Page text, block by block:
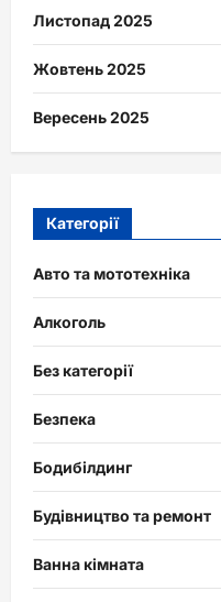
Листопад 2025
Жовтень 2025
Вересень 2025
Категорії
Авто та мототехніка
Алкоголь
Без категорії
Безпека
Бодибілдинг
Будівництво та ремонт
Ванна кімната